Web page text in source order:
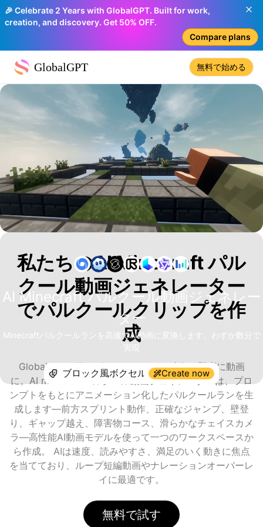
🎉 Celebrate 2 Years with GlobalGPT. Built for work,
creation, and discovery. Get 50% OFF.
Compare plans
GlobalGPT 無料で始める
AI Minecraft パルクール動画ジェネレー
ター
Minecraftパルクールランを高速でAI動画に変換します。わずか数分で
実現
Create now
私たちのAI Minecraft パル
クール動画ジェネレーター
でパルクールクリップを作
成
GlobalGPTを使えば、パルクールの映像が即座に動画
に。AI minecraftパルクール動画ジェネレーターは、プロ
ンプトをもとにアニメーション化したパルクールランを生
成します—前方スプリント動作、正確なジャンプ、壁登
り、ギャップ越え、障害物コース、滑らかなチェイスカメ
ラ—高性能AI動画モデルを使って一つのワークスペースか
ら作成。 AIは速度、読みやすさ、満足のいく動きに焦点
を当てており、ループ短編動画やナレーションオーバーレ
イに最適です。
無料で試す